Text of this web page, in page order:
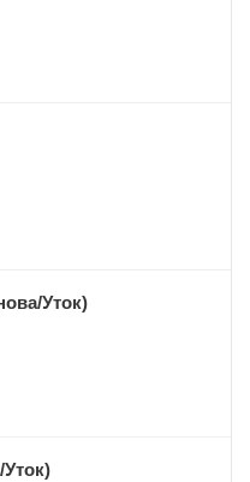
Уток)